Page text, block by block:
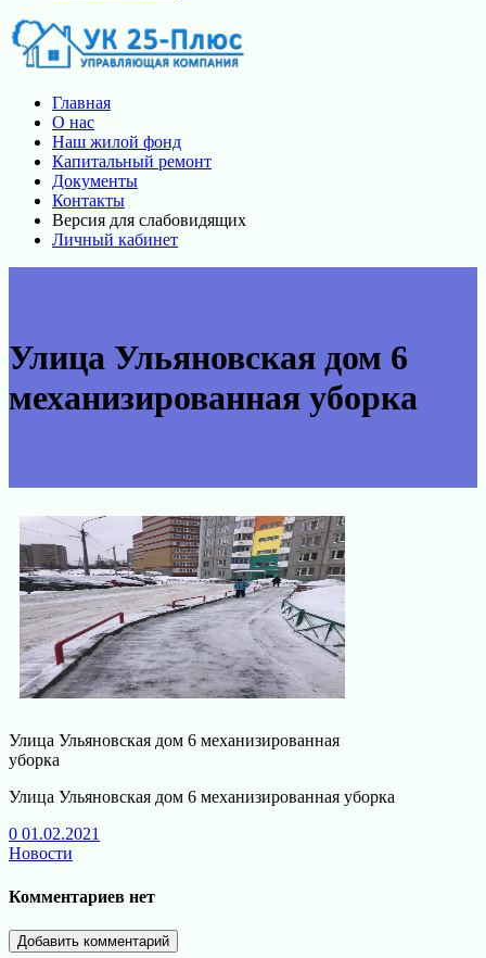
Главная
О нас
Наш жилой фонд
Капитальный ремонт
Документы
Контакты
Версия для слабовидящих
Личный кабинет
Улица Ульяновская дом 6
механизированная уборка
Улица Ульяновская дом 6 механизированная
уборка
Улица Ульяновская дом 6 механизированная уборка
0 01.02.2021
Новости
Комментариев нет
Добавить комментарий